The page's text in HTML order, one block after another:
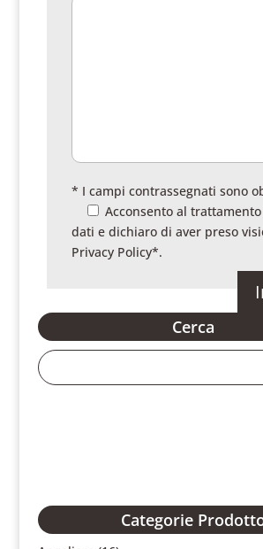
* I campi contrassegnati sono
Acconsento al
dati e dichiaro di aver preso
Privacy Policy*.
Cerca
Categorie